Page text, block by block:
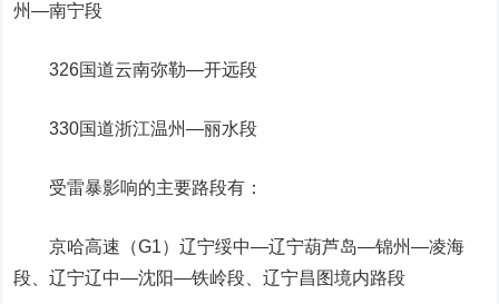
州—南宁段
326国道云南弥勒—开远段
330国道浙江温州—丽水段
受雷暴影响的主要路段有：
京哈高速（G1）辽宁绥中—辽宁葫芦岛—锦州—凌海
段、辽宁辽中—沈阳—铁岭段、辽宁昌图境内路段